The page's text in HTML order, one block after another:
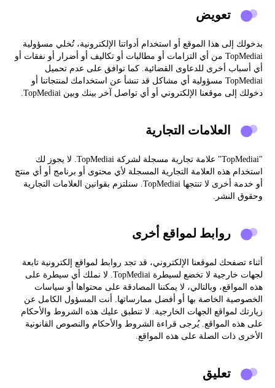
تعويض
بدخولك إلى هذا الموقع أو استخدام أدواتنا الإلكترونية، تُخلي مسؤولية
TopMediai من أي التزامات أو مطالبات أو تكاليف أو أضرار أو نفقات أو
أي أسباب أخرى للدعاوى القضائية. كما توافق على عدم تحميل
TopMediai مسؤولية أي مشاكل قد تنشأ عن استخدامك لمنتجاتنا أو
دخولك إلى موقعنا الإلكتروني أو أي تواصل آخر بينك وبين TopMediai.
العلامات التجارية
"TopMediai" علامة تجارية مسجلة لشركة TopMediai. لا يجوز لك
استخدام هذه العلامة التجارية المسجلة لأي محتوى أو برنامج أو أي منتج
أو خدمة أخرى لا تنتجها TopMediai. سنلتزم بقوانين العلامات التجارية
وحقوق النشر.
روابط لمواقع أخرى
أثناء تصفحك لموقعنا الإلكتروني، قد تجد روابط لمواقع إلكترونية تابعة
لجهات خارجية لا تخضع لسيطرة TopMediai. لا نملك أي سيطرة على
هذه المواقع، وبالتالي، لا يمكننا المصادقة على محتواها أو سياسات
الخصوصية الخاصة بها أو أفضل ممارساتها. أنت المسؤول الكامل عن
زيارتك لمواقع الجهات الخارجية. لا تنطبق عليك هذه الشروط والأحكام
على هذه المواقع. يُرجى قراءة الشروط والأحكام والنصوص القانونية
الأخرى ذات الصلة على هذه المواقع.
تعليق